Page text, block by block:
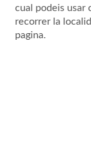
cual podeis usar
recorrer la
pagina.